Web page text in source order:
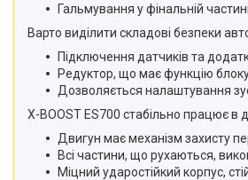
Гальмування у фінальній
Варто виділити складові безпеки
Підключення датчиків та
Редуктор, що має функцію
Дозволяється налаштування
X-BOOST ES700 стабільно працює в
Двигун має механізм захисту
Всі частини, що рухаються,
Міцний ударостійкий корпус,